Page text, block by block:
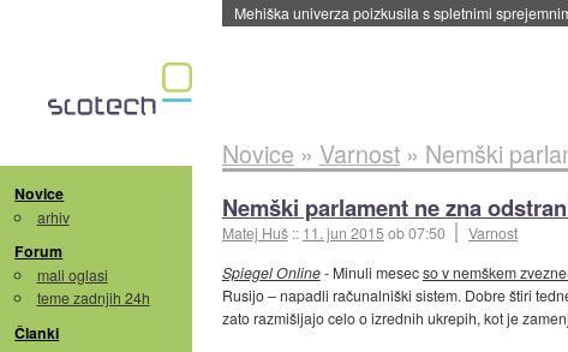
Mehiška univerza poizkusila s spletnimi
Novice
arhiv
Forum
mali oglasi
teme zadnjih 24h
Članki
Novice » Varnost» Nemški
Nemški parlament ne zna
Matej Huš :: 11. jun 2015ob 07:50
Varnost
Spiegel Online- Minuli mesecso v nemškem
Rusijo – napadli računalniški sistem. Dobre štiri
zato razmišljajo celo o izrednih ukrepih, kot je